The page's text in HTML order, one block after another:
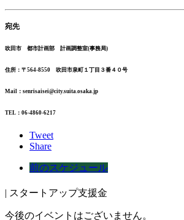
宛先
吹田市 都市計画部 計画調整室(事務局)
住所：〒564‐8550 吹田市泉町１丁目３番４０号
Mail：senrisaisei@city.suita.osaka.jp
TEL：06‐4860‐6217
Tweet
Share
前のスケジュール
| スタートアップ支援金
今後のイベントはございません。